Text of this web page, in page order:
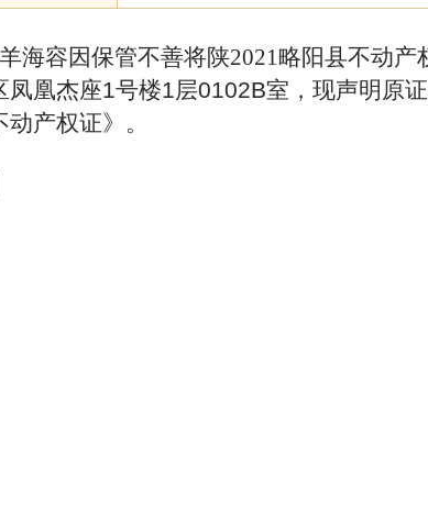
海容因保管不善将陕2021略阳县不动产
凤凰杰座1号楼1层0102B室 ，现声明原
产权证》。